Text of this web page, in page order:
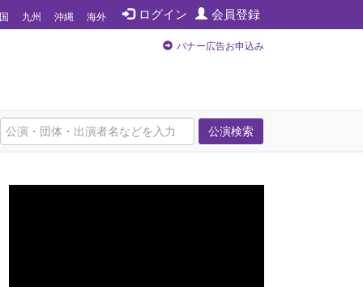
ログイン 会員登録
九州 沖縄 海外
バナー広告お申込み
公演検索